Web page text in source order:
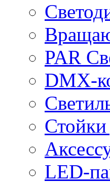
PAR
DMX-
LED-